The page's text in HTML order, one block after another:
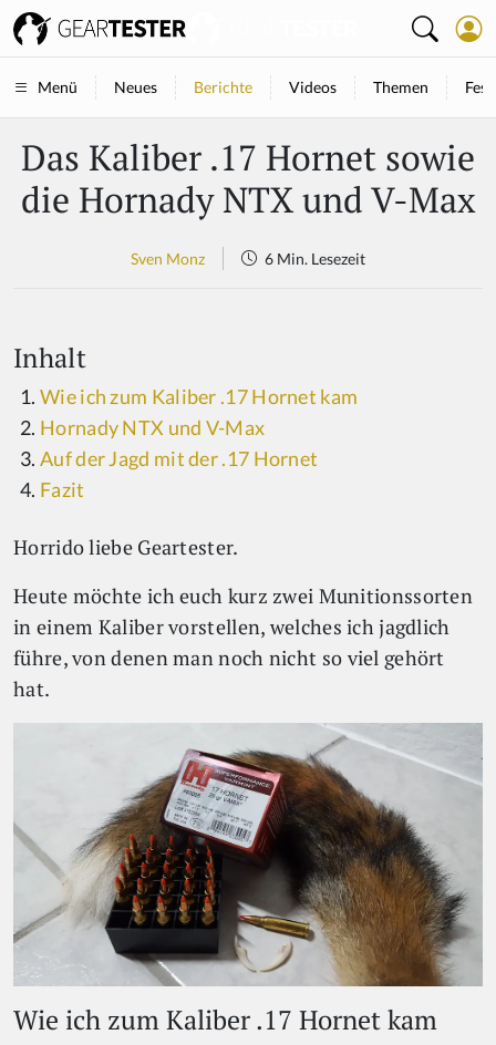
Menü Neues Berichte Videos Themen
Das Kaliber .17 Hornet sowie
die Hornady NTX und V-Max
Sven Monz 6 Min. Lesezeit
Inhalt
Wie ich zum Kaliber .17 Hornet kam
Hornady NTX und V-Max
Auf der Jagd mit der .17 Hornet
Fazit
Horrido liebe Geartester.
Heute möchte ich euch kurz zwei Munitionssorten
in einem Kaliber vorstellen, welches ich jagdlich
führe, von denen man noch nicht so viel gehört
hat.
Wie ich zum Kaliber .17 Hornet kam